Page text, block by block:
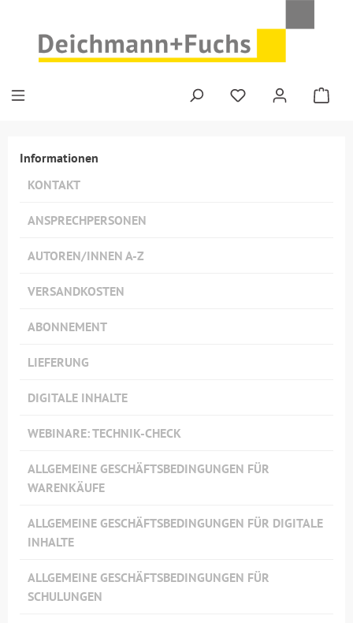
Informationen
KONTAKT
ANSPRECHPERSONEN
AUTOREN/INNEN A-Z
VERSANDKOSTEN
ABONNEMENT
LIEFERUNG
DIGITALE INHALTE
WEBINARE: TECHNIK-CHECK
ALLGEMEINE GESCHÄFTSBEDINGUNGEN FÜR
WARENKÄUFE
ALLGEMEINE GESCHÄFTSBEDINGUNGEN FÜR DIGITALE
INHALTE
ALLGEMEINE GESCHÄFTSBEDINGUNGEN FÜR
SCHULUNGEN